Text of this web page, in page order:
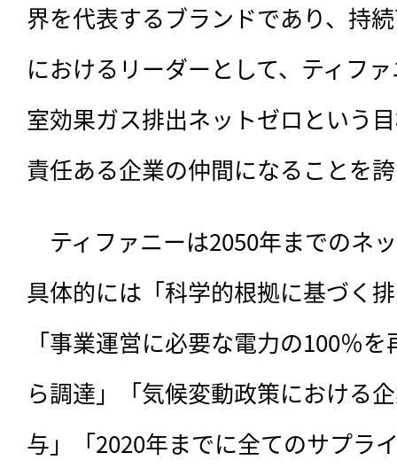
界を代表するブランドであり、持
におけるリーダーとして、ティフ
室効果ガス排出ネットゼロという
責任ある企業の仲間になることを
ティファニーは2050年までのネ
具体的には「科学的根拠に基づく
「事業運営に必要な電力の100％
ら調達」「気候変動政策における
与」「2020年までに全てのサプラ